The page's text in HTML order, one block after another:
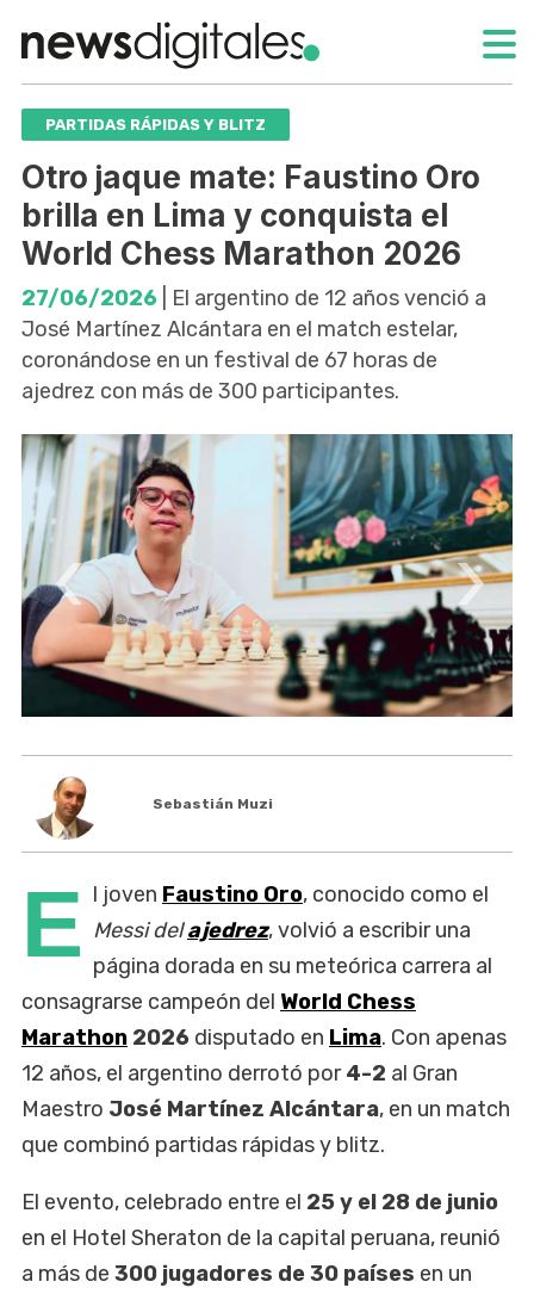
PARTIDAS RÁPIDAS Y BLITZ
Otro jaque mate: Faustino Oro
brilla en Lima y conquista el
World Chess Marathon 2026
27/06/2026 | El argentino de 12 años venció a
José Martínez Alcántara en el match estelar,
coronándose en un festival de 67 horas de
ajedrez con más de 300 participantes.
‹ ›
Sebastián Muzi
E l joven Faustino Oro, conocido como el
Messi delajedrez, volvió a escribir una
página dorada en su meteórica carrera al
consagrarse campeón del World Chess
Marathon 2026 disputado en Lima. Con apenas
12 años, el argentino derrotó por4-2 al Gran
Maestro José Martínez Alcántara, en un match
que combinó partidas rápidas y blitz.
El evento, celebrado entre el 25 y el 28 de junio
en el Hotel Sheraton de la capital peruana, reunió
a más de 300 jugadores de 30 países en un